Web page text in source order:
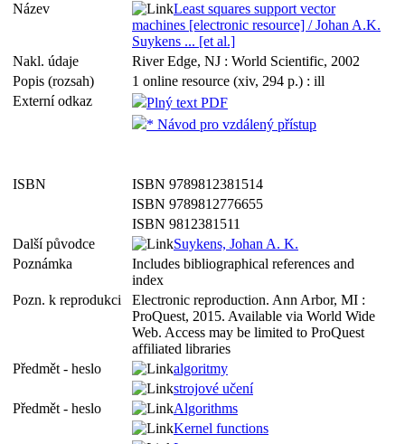
Název
Least squares support vector
machines [electronic resource] / Johan A.K.
Suykens ... [et al.]
Nakl. údaje
River Edge, NJ : World Scientific, 2002
Popis (rozsah)
1 online resource (xiv, 294 p.) : ill
Externí odkaz
Plný text PDF
* Návod pro vzdálený přístup
ISBN
ISBN 9789812381514
ISBN 9789812776655
ISBN 9812381511
Další původce
Suykens, Johan A. K.
Poznámka
Includes bibliographical references and
index
Pozn. k reprodukci
Electronic reproduction. Ann Arbor, MI :
ProQuest, 2015. Available via World Wide
Web. Access may be limited to ProQuest
affiliated libraries
Předmět - heslo
algoritmy
strojové učení
Předmět - heslo
Algorithms
Kernel functions